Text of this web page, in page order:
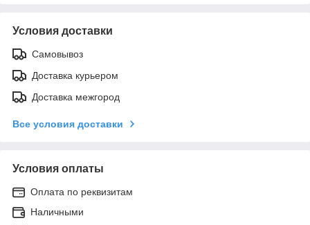
Условия доставки
Самовывоз
Доставка курьером
Доставка межгород
Все условия доставки
Условия оплаты
Оплата по реквизитам
Наличными